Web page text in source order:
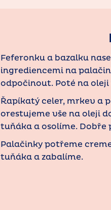
Feferonku a bazalku
ingrediencemi na
odpočinout. Poté na
Řapíkatý celer, mrkev a
orestujeme vše na oleji
tuňáka a osolíme. Dobře
Palačinky potřeme
tuňáka a zabalíme.